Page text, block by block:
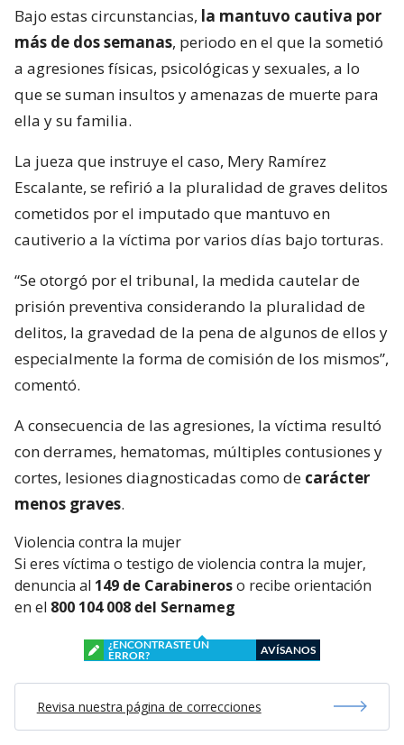
Bajo estas circunstancias, la mantuvo cautiva por
más de dos semanas, periodo en el que la sometió
a agresiones físicas, psicológicas y sexuales, a lo
que se suman insultos y amenazas de muerte para
ella y su familia.
La jueza que instruye el caso, Mery Ramírez
Escalante, se refirió a la pluralidad de graves delitos
cometidos por el imputado que mantuvo en
cautiverio a la víctima por varios días bajo torturas.
“Se otorgó por el tribunal, la medida cautelar de
prisión preventiva considerando la pluralidad de
delitos, la gravedad de la pena de algunos de ellos y
especialmente la forma de comisión de los mismos”,
comentó.
A consecuencia de las agresiones, la víctima resultó
con derrames, hematomas, múltiples contusiones y
cortes, lesiones diagnosticadas como de carácter
menos graves.
Violencia contra la mujer
Si eres víctima o testigo de violencia contra la mujer,
denuncia al 149 de Carabineroso recibe orientación
en el 800 104 008 del Sernameg
¿ENCONTRASTE UN
ERROR?
AVÍSANOS
Revisa nuestra página de correcciones